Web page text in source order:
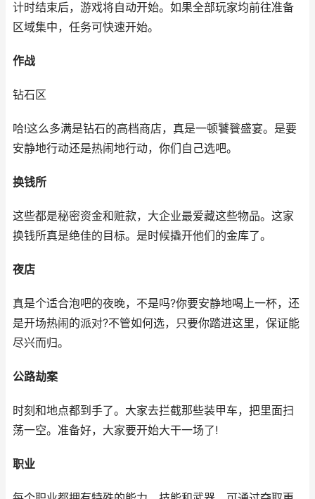
计时结束后，游戏将自动开始。如果全部玩家均前往准备
区域集中，任务可快速开始。
作战
钻石区
哈!这么多满是钻石的高档商店，真是一顿饕餮盛宴。是要
安静地行动还是热闹地行动，你们自己选吧。
换钱所
这些都是秘密资金和赃款，大企业最爱藏这些物品。这家
换钱所真是绝佳的目标。是时候撬开他们的金库了。
夜店
真是个适合泡吧的夜晚，不是吗?你要安静地喝上一杯，还
是开场热闹的派对?不管如何选，只要你踏进这里，保证能
尽兴而归。
公路劫案
时刻和地点都到手了。大家去拦截那些装甲车，把里面扫
荡一空。准备好，大家要开始大干一场了!
职业